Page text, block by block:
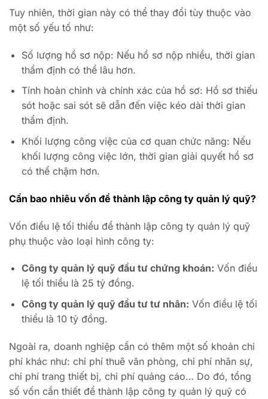
Tuy nhiên, thời gian này có thể thay đổi tùy thuộc vào
một số yếu tố như:
Số lượng hồ sơ nộp: Nếu hồ sơ nộp nhiều, thời gian
thẩm định có thể lâu hơn.
Tính hoàn chỉnh và chính xác của hồ sơ: Hồ sơ thiếu
sót hoặc sai sót sẽ dẫn đến việc kéo dài thời gian
thẩm định.
Khối lượng công việc của cơ quan chức năng: Nếu
khối lượng công việc lớn, thời gian giải quyết hồ sơ
có thể chậm hơn.
Cần bao nhiêu vốn để thành lập công ty quản lý quỹ?
Vốn điều lệ tối thiểu để thành lập công ty quản lý quỹ
phụ thuộc vào loại hình công ty:
Công ty quản lý quỹ đầu tư chứng khoán: Vốn điều
lệ tối thiểu là 25 tỷ đồng.
Công ty quản lý quỹ đầu tư tư nhân: Vốn điều lệ tối
thiểu là 10 tỷ đồng.
Ngoài ra, doanh nghiệp cần có thêm một số khoản chi
phí khác như: chi phí thuê văn phòng, chi phí nhân sự,
chi phí trang thiết bị, chi phí quảng cáo… Do đó, tổng
số vốn cần thiết để thành lập công ty quản lý quỹ có